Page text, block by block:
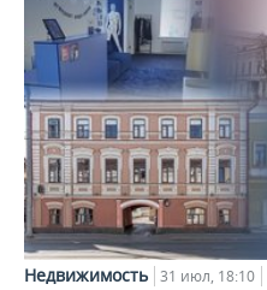
Недвижимость 31 июл, 18:10